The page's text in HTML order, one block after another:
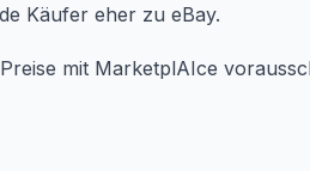
Käufer eher zu eBay.
mit MarketplAIce